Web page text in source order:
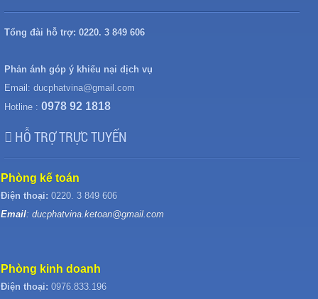
Tổng đài hỗ trợ: 0220. 3 849 606
Phản ánh góp ý khiếu nại dịch vụ
Email: ducphatvina@gmail.com
Hotline : 0978 92 1818
HỖ TRỢ TRỰC TUYẾN
Phòng kế toán
Điện thoại: 0220. 3 849 606
Email: ducphatvina.ketoan@gmail.com
Phòng kinh doanh
Điện thoại: 0976.833.196